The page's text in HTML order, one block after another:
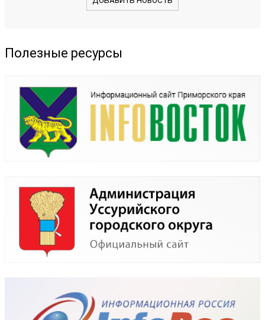
Полезные ресурсы